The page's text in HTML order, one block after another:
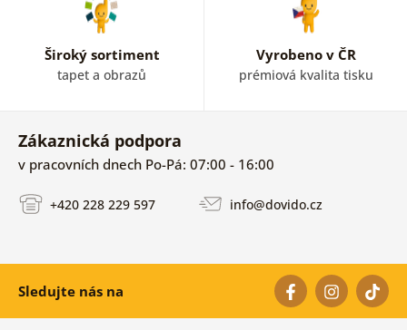
Široký sortiment
tapet a obrazů
Vyrobeno v ČR
prémiová kvalita tisku
Zákaznická podpora
v pracovních dnech Po-Pá: 07:00 - 16:00
+420 228 229 597 info@dovido.cz
Sledujte nás na